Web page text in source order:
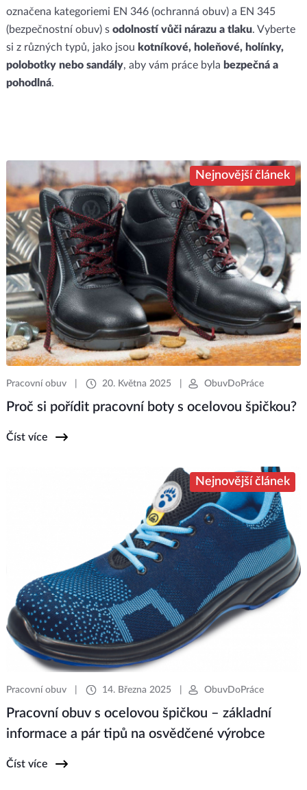
označena kategoriemi EN 346 (ochranná obuv) a EN 345 ​​
(bezpečnostní obuv) s odolností vůči nárazu a tlaku. Vyberte
si z různých typů, jako jsou kotníkové, holeňové, holínky,
polobotky nebo sandály, aby vám práce byla bezpečná a
pohodlná.
Nejnovější článek
Pracovní obuv| 20. Května 2025| ObuvDoPráce
Proč si pořídit pracovní boty s ocelovou špičkou?
Číst více
Nejnovější článek
Pracovní obuv| 14. Března 2025| ObuvDoPráce
Pracovní obuv s ocelovou špičkou – základní
informace a pár tipů na osvědčené výrobce
Číst více